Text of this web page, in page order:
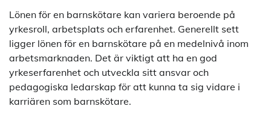
Lönen för en barnskötare kan variera beroende på
yrkesroll, arbetsplats och erfarenhet. Generellt sett
ligger lönen för en barnskötare på en medelnivå inom
arbetsmarknaden. Det är viktigt att ha en god
yrkeserfarenhet och utveckla sitt ansvar och
pedagogiska ledarskap för att kunna ta sig vidare i
karriären som barnskötare.